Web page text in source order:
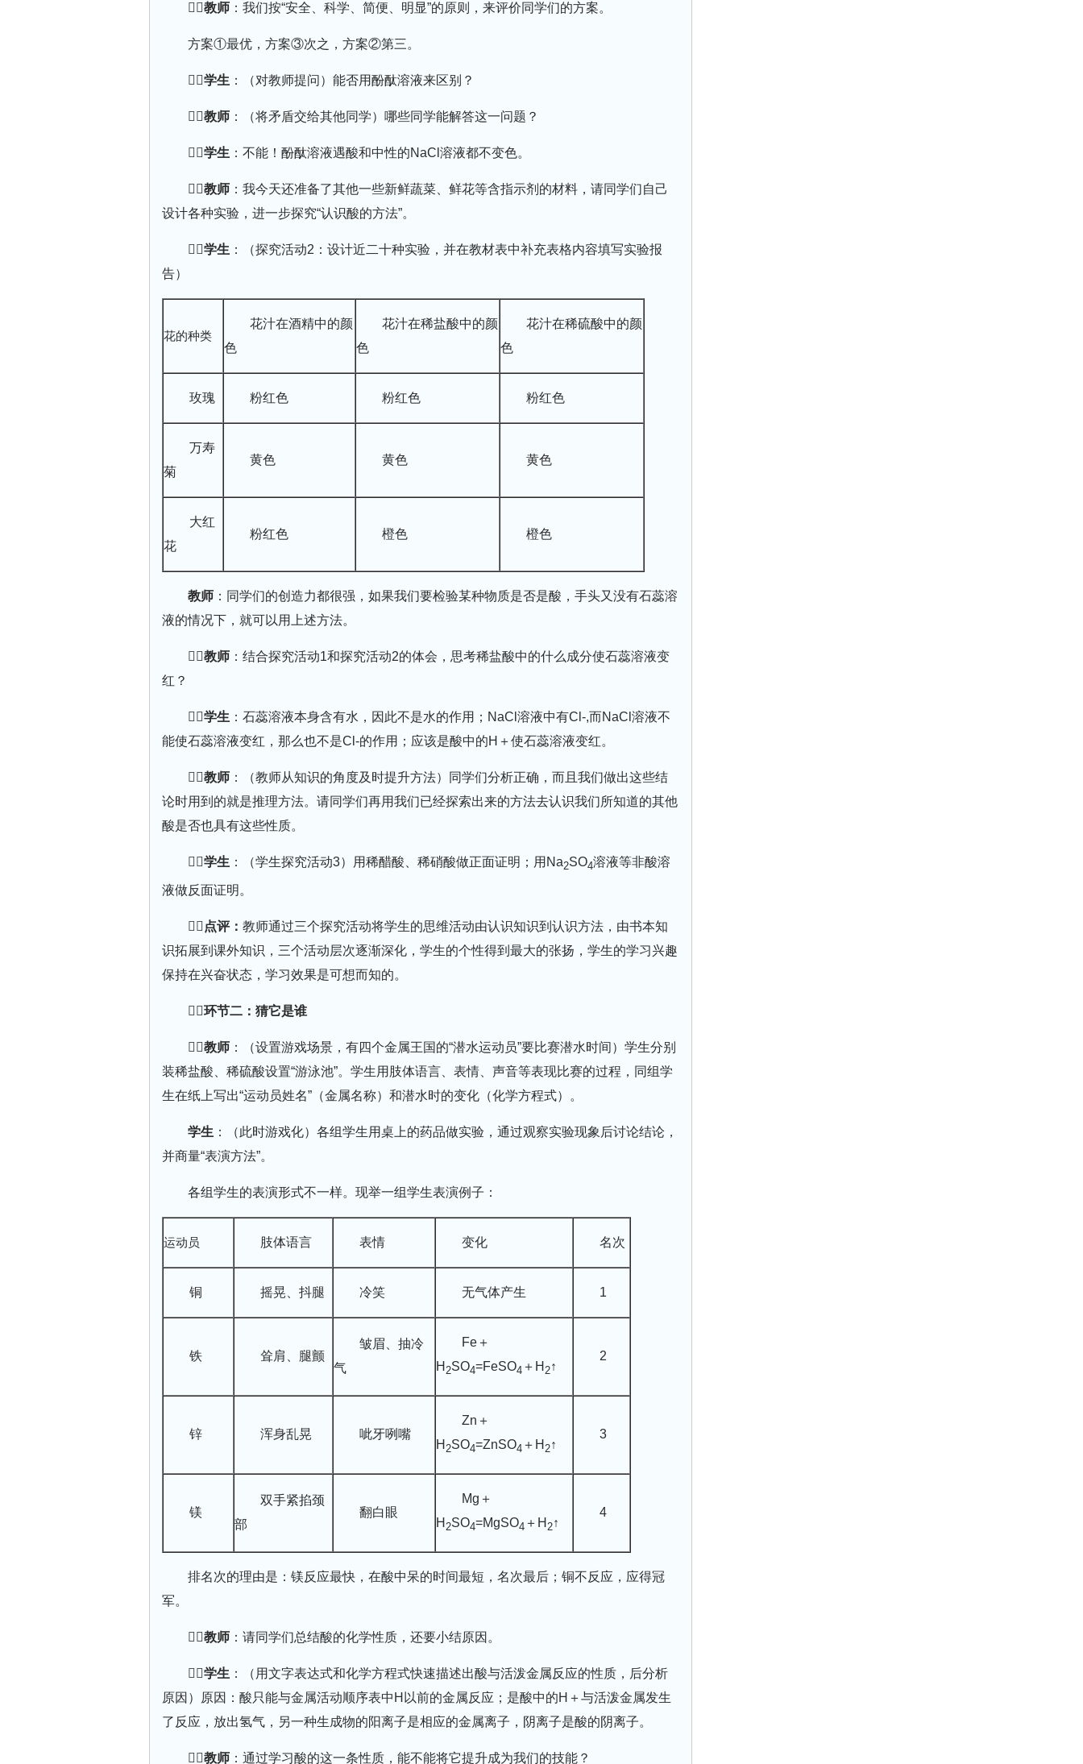
教师：我们按“安全、科学、简便、明显”的原则，来评价同学们的方案。
方案①最优，方案③次之，方案②第三。
学生 ：（对教师提问）能否用酚酞溶液来区别？
教师：（将矛盾交给其他同学）哪些同学能解答这一问题？
学生 ：不能！酚酞溶液遇酸和中性的NaCl溶液都不变色。
教师：我今天还准备了其他一些新鲜蔬菜、鲜花等含指示剂的材料，请同学们自己
设计各种实验，进一步探究“认识酸的方法”。
学生 ：（探究活动2：设计近二十种实验，并在教材表中补充表格内容填写实验报
告）
花的种类
花汁在酒精中的颜
色
花汁在稀盐酸中的颜
色
花汁在稀硫酸中的颜
色
玫瑰 粉红色 粉红色 粉红色
万寿
菊
黄色 黄色 黄色
大红
花
粉红色 橙色 橙色
教师：同学们的创造力都很强，如果我们要检验某种物质是否是酸，手头又没有石蕊溶
液的情况下，就可以用上述方法。
教师：结合探究活动1和探究活动2的体会，思考稀盐酸中的什么成分使石蕊溶液变
红？
学生 ：石蕊溶液本身含有水，因此不是水的作用；NaCl溶液中有Cl-,而NaCl溶液不
能使石蕊溶液变红，那么也不是Cl-的作用；应该是酸中的H＋使石蕊溶液变红。
教师：（教师从知识的角度及时提升方法）同学们分析正确，而且我们做出这些结
论时用到的就是推理方法。请同学们再用我们已经探索出来的方法去认识我们所知道的其他
酸是否也具有这些性质。
学生 ：（学生探究活动3）用稀醋酸、稀硝酸做正面证明；用Na2SO4溶液等非酸溶
液做反面证明。
点评： 教师通过三个探究活动将学生的思维活动由认识知识到认识方法，由书本知
识拓展到课外知识，三个活动层次逐渐深化，学生的个性得到最大的张扬，学生的学习兴趣
保持在兴奋状态，学习效果是可想而知的。
环节二：猜它是谁
教师：（设置游戏场景，有四个金属王国的“潜水运动员”要比赛潜水时间）学生分别
装稀盐酸、稀硫酸设置“游泳池”。学生用肢体语言、表情、声音等表现比赛的过程，同组学
生在纸上写出“运动员姓名”（金属名称）和潜水时的变化（化学方程式）。
学生 ：（此时游戏化）各组学生用桌上的药品做实验，通过观察实验现象后讨论结论，
并商量“表演方法”。
各组学生的表演形式不一样。现举一组学生表演例子：
运动员 肢体语言 表情 变化 名次
铜 摇晃、抖腿 冷笑 无气体产生 1
铁 耸肩、腿颤
皱眉、抽冷
气
Fe＋
H 2SO4=FeSO4 ＋H 2↑
2
锌 浑身乱晃 呲牙咧嘴
Zn＋
H 2SO4=ZnSO4 ＋H 2↑
3
镁
双手紧掐颈
部
翻白眼
Mg＋
H 2SO4=MgSO4 ＋H 2↑
4
排名次的理由是：镁反应最快，在酸中呆的时间最短，名次最后；铜不反应，应得冠
军。
教师：请同学们总结酸的化学性质，还要小结原因。
学生 ：（用文字表达式和化学方程式快速描述出酸与活泼金属反应的性质，后分析
原因）原因：酸只能与金属活动顺序表中H以前的金属反应；是酸中的H＋与活泼金属发生
了反应，放出氢气，另一种生成物的阳离子是相应的金属离子，阴离子是酸的阴离子。
教师：通过学习酸的这一条性质，能不能将它提升成为我们的技能？